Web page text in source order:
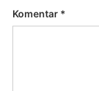
Komentar *